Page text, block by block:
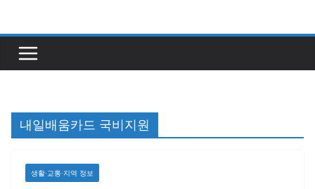
로
내일배움카드 국비지원
생활·교통·지역 정보